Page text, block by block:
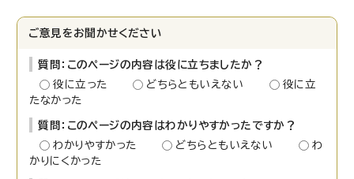
ご意見をお聞かせください
質問：このページの内容は役に立ちましたか？
役に立った
どちらともいえない
役に立
たなかった
質問：このページの内容はわかりやすかったですか？
わかりやすかった
どちらともいえない
わ
かりにくかった